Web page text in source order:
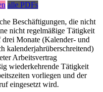
alle PDFs
Beschäftigungen, die nicht
nicht regelmäßige Tätigkeit
Monate (Kalender- und
kalenderjahrüberschreitend)
Arbeitsvertrag
wiederkehrende Tätigkeit
vorliegen und der
eingesetzt wird.